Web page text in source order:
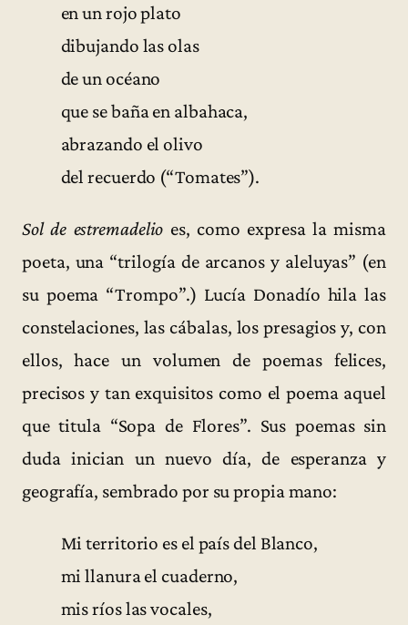
en un rojo plato
dibujando las olas
de un océano
que se baña en albahaca,
abrazando el olivo
del recuerdo (“Tomates”).
Sol de estremadelio es, como expresa la misma
poeta, una “trilogía de arcanos y aleluyas” (en
su poema “Trompo”.) Lucía Donadío hila las
constelaciones, las cábalas, los presagios y, con
ellos, hace un volumen de poemas felices,
precisos y tan exquisitos como el poema aquel
que titula “Sopa de Flores”. Sus poemas sin
duda inician un nuevo día, de esperanza y
geografía, sembrado por su propia mano:
Mi territorio es el país del Blanco,
mi llanura el cuaderno,
mis ríos las vocales,